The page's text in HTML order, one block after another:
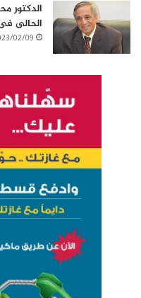
الدكتور
الحالى
2023/02/09